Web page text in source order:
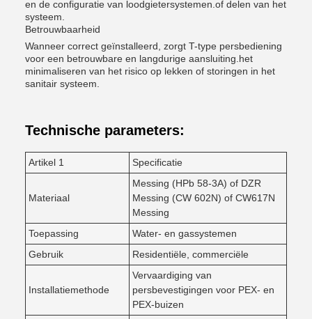
en de configuratie van loodgietersystemen.of delen van het
systeem.
Betrouwbaarheid
Wanneer correct geïnstalleerd, zorgt T-type persbediening
voor een betrouwbare en langdurige aansluiting.het
minimaliseren van het risico op lekken of storingen in het
sanitair systeem.
Technische parameters:
Artikel 1 Specificatie
Materiaal
Messing (HPb 58-3A) of DZR
Messing (CW 602N) of CW617N
Messing
Toepassing
Water- en gassystemen
Gebruik
Residentiële, commerciële
Installatiemethode
Vervaardiging van
persbevestigingen voor PEX- en
PEX-buizen